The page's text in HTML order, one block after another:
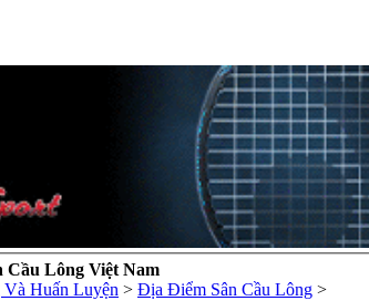
Lông Việt Nam
Và Huấn Luyện > Địa Điểm Sân Cầu Lông >